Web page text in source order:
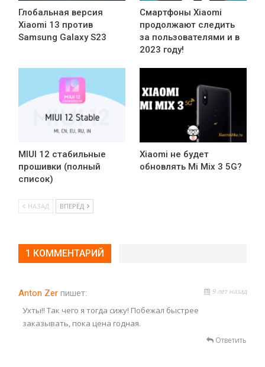
Глобальная версия
Xiaomi 13 против
Samsung Galaxy S23
Смартфоны Xiaomi
продолжают следить
за пользователями и в
2023 году!
MIUI 12 стабильные
прошивки (полный
список)
Xiaomi не будет
обновлять Mi Mix 3 5G?
НАЗАД ВПЕРЁД
1 КОММЕНТАРИЙ
Anton Zer пишет: 9 лет назад
Ухты!! Так чего я тогда сижу! Побежал быстрее
заказывать, пока цена годная.
Ответить